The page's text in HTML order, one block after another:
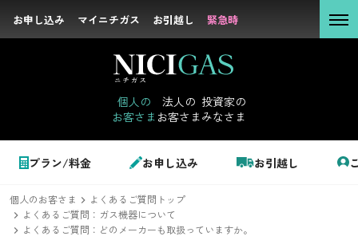
お申し込み マイニチガス お引越し 緊急時
個人の
お客さま
法人の
お客さま
投資家の
みなさま
プラン/料金 お申し込み お引越し
お申し込み マイニチガス お引越し 緊急時
個人のお客さま
LPガス＋でんき
お客さま
個人のお客さま
よくあるご質問トップ
よくあるご質問：ガス機器について
よくあるご質問：どのメーカーも取扱っていますか。